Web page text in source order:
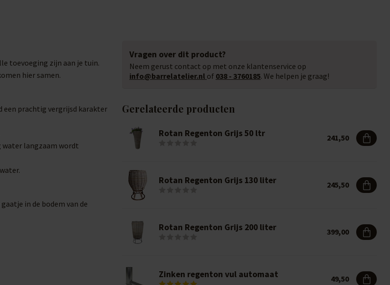
toevoeging zijn aan je tuin.
hier samen.
prachtig vergrijsd karakter
langzaam wordt
in de bodem van de
Vragen over dit product?
Neem gerust contact op met onze klantenservice op
info@barrelatelier.nl of 038 - 3760185. We helpen je graag!
Gerelateerde producten
Rotan Regenton Grijs 50 ltr 241,50
Rotan Regenton Grijs 130 liter 245,50
Rotan Regenton Grijs 200 liter 399,00
Zinken regenton vul automaat 49,50